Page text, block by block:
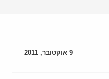
9 אוקטובר, 2011